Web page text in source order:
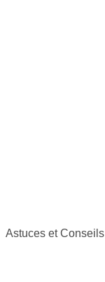
Astuces et Conseils